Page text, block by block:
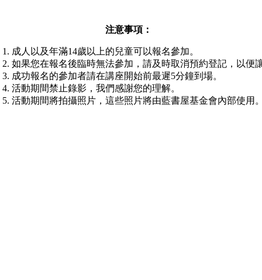
注意事項：
成人以及年滿14歲以上的兒童可以報名參加。
如果您在報名後臨時無法參加，請及時取消預約登記，以便
成功報名的參加者請在講座開始前最遲5分鐘到場。
活動期間禁止錄影，我們感謝您的理解。
活動期間將拍攝照片，這些照片將由藍書屋基金會內部使用